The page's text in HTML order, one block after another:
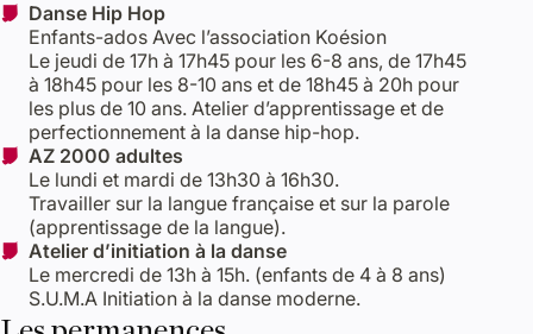
Danse Hip Hop
Enfants-ados Avec l’association Koésion
Le jeudi de 17h à 17h45 pour les 6-8 ans, de 17h45
à 18h45 pour les 8-10 ans et de 18h45 à 20h pour
les plus de 10 ans. Atelier d’apprentissage et de
perfectionnement à la danse hip-hop.
AZ 2000 adultes
Le lundi et mardi de 13h30 à 16h30.
Travailler sur la langue française et sur la parole
(apprentissage de la langue).
Atelier d’initiation à la danse
Le mercredi de 13h à 15h. (enfants de 4 à 8 ans)
S.U.M.A Initiation à la danse moderne.